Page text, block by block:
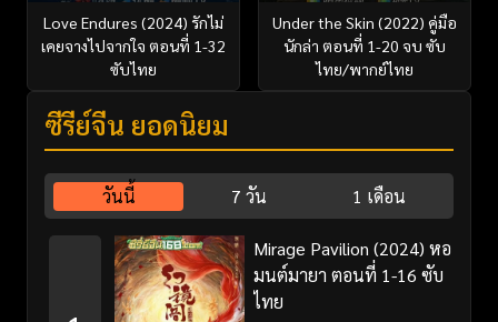
Love Endures (2024) รักไม่
เคยจางไปจากใจ ตอนที่ 1-32
ซับไทย
Under the Skin (2022) คู่มือ
นักล่า ตอนที่ 1-20 จบ ซับ
ไทย/พากย์ไทย
ซีรี่ย์จีน ยอดนิยม
วันนี้ 7 วัน 1 เดือน
Mirage Pavilion (2024) หอ
มนต์มายา ตอนที่ 1-16 ซับ
ไทย